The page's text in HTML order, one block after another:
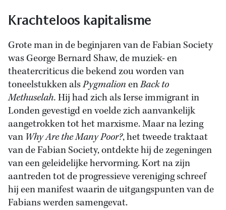
Krachteloos kapitalisme
Grote man in de beginjaren van de Fabian Society
was George Bernard Shaw, de muziek- en
theatercriticus die bekend zou worden van
toneelstukken alsPygmalionenBack to
Methuselah.Hij had zich als Ierse immigrant in
Londen gevestigd en voelde zich aanvankelijk
aangetrokken tot het marxisme. Maar na lezing
van Why Are the Many Poor?, het tweede traktaat
van de Fabian Society, ontdekte hij de zegeningen
van een geleidelijke hervorming. Kort na zijn
aantreden tot de progressieve vereniging schreef
hij een manifest waarin de uitgangspunten van de
Fabians werden samengevat.